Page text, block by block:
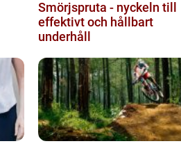
Smörjspruta - nyckeln till
effektivt och hållbart
underhåll